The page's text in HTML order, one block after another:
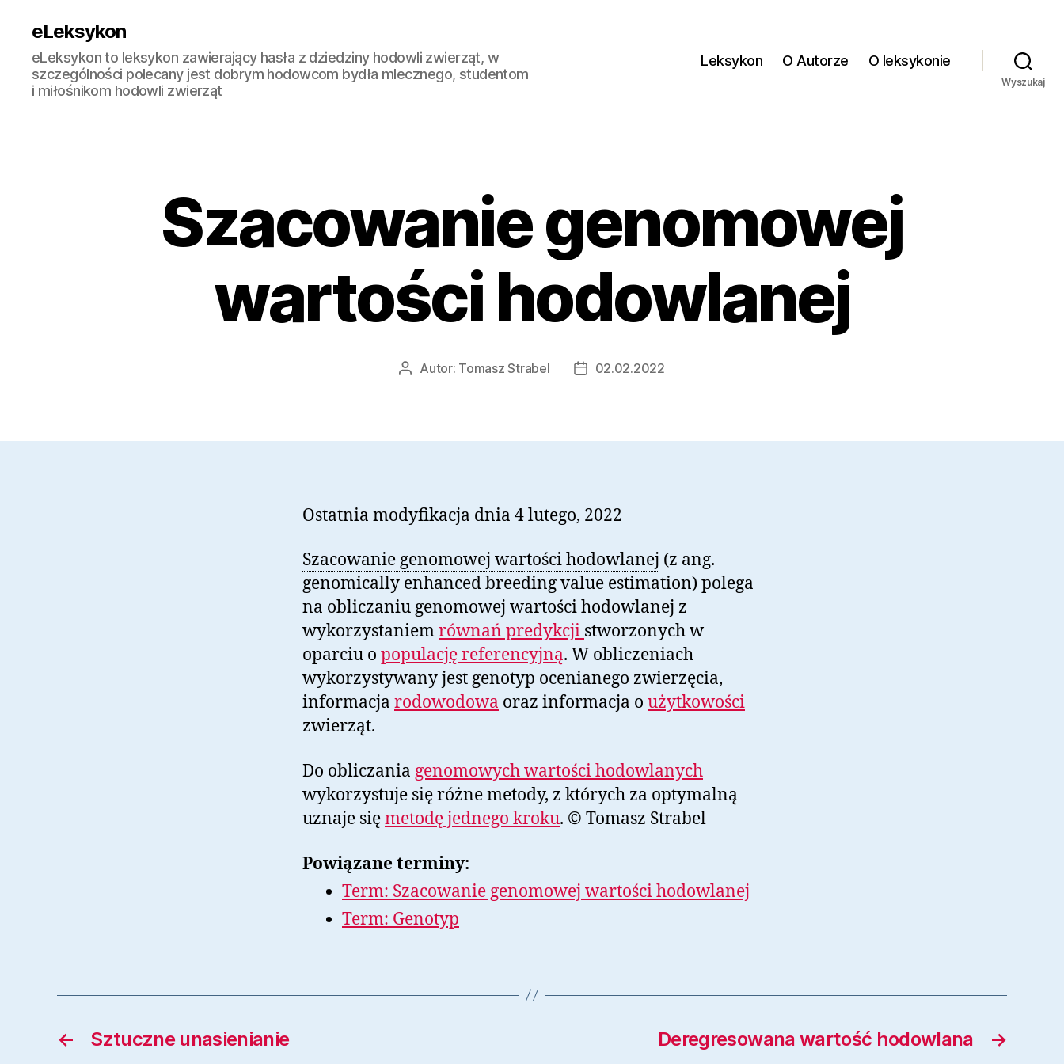
eLeksykon
eLeksykon to leksykon zawierający hasła z dziedziny hodowli zwierząt, w
szczególności polecany jest dobrym hodowcom bydła mlecznego, studentom
i miłośnikom hodowli zwierząt
Leksykon O Autorze O leksykonie
Wyszukaj
Szacowanie genomowej
wartości hodowlanej
AutorAutor: Tomasz Strabel
Data02.02.2022
Ostatnia modyfikacja dnia 4 lutego, 2022
Szacowanie genomowej wartości hodowlanej (z ang.
genomically enhanced breeding value estimation) polega
na obliczaniu genomowej wartości hodowlanej z
wykorzystaniemrównań predykcji stworzonych w
oparciu o populację referencyjną. W obliczeniach
wykorzystywany jest genotyp ocenianego zwierzęcia,
informacja rodowodowa oraz informacja o użytkowości
zwierząt.
Do obliczania genomowych wartości hodowlanych
wykorzystuje się różne metody, z których za optymalną
uznaje sięmetodę jednego kroku. © Tomasz Strabel
Powiązane terminy:
Term: Szacowanie genomowej wartości hodowlanej
Term: Genotyp
← Sztuczne unasienianie →
Deregresowana wartość hodowlana